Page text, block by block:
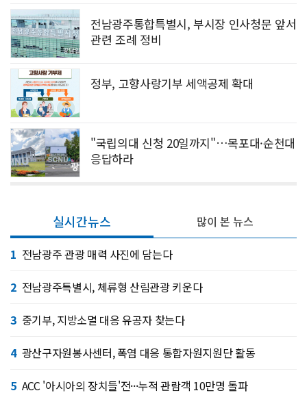
전남광주통합특별시, 부시장 인사청문 앞서
관련 조례 정비
정부, 고향사랑기부 세액공제 확대
"국립의대 신청 20일까지"…목포대·순천대
응답하라
실시간뉴스
1 전남광주 관광 매력 사진에 담는다
2 전남광주특별시, 체류형 산림관광 키운다
3 중기부, 지방소멸 대응 유공자 찾는다
4 광산구자원봉사센터, 폭염 대응 통합자원지원단 활동
5 ACC '아시아의 장치들'전···누적 관람객 10만명 돌파
많이 본 뉴스